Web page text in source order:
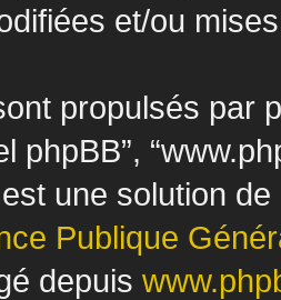
et/ou
propulsés par
phpBB”,
une solution
Publique
depuis